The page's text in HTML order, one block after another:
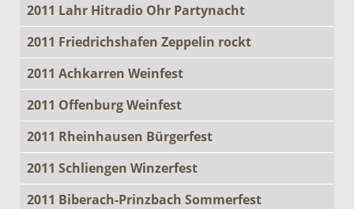
2011 Lahr Hitradio Ohr Partynacht
2011 Friedrichshafen Zeppelin rockt
2011 Achkarren Weinfest
2011 Offenburg Weinfest
2011 Rheinhausen Bürgerfest
2011 Schliengen Winzerfest
2011 Biberach-Prinzbach Sommerfest